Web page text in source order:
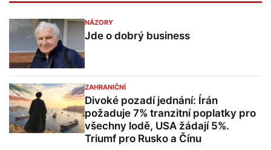
NÁZORY
Jde o dobrý business
ZAHRANIČNÍ
Divoké pozadí jednání: Írán
požaduje 7% tranzitní poplatky pro
všechny lodě, USA žádají 5%.
Triumf pro Rusko a Čínu